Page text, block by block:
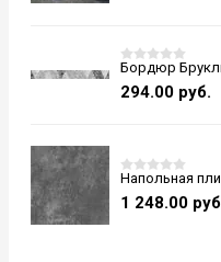
Бордюр
294.00 руб.
Напольная
1 248.00